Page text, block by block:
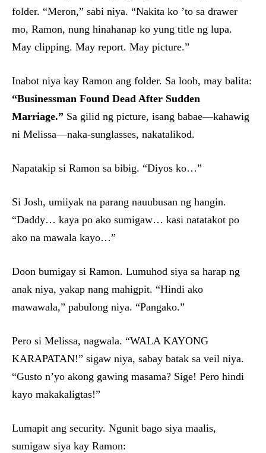
folder. “Meron,” sabi niya. “Nakita ko ’to sa drawer
mo, Ramon, nung hinahanap ko yung title ng lupa.
May clipping. May report. May picture.”
Inabot niya kay Ramon ang folder. Sa loob, may balita:
“Businessman Found Dead After Sudden
Marriage.” Sa gilid ng picture, isang babae—kahawig
ni Melissa—naka-sunglasses, nakatalikod.
Napatakip si Ramon sa bibig. “Diyos ko…”
Si Josh, umiiyak na parang nauubusan ng hangin.
“Daddy… kaya po ako sumigaw… kasi natatakot po
ako na mawala kayo…”
Doon bumigay si Ramon. Lumuhod siya sa harap ng
anak niya, yakap nang mahigpit. “Hindi ako
mawawala,” pabulong niya. “Pangako.”
Pero si Melissa, nagwala. “WALA KAYONG
KARAPATAN!” sigaw niya, sabay batak sa veil niya.
“Gusto n’yo akong gawing masama? Sige! Pero hindi
kayo makakaligtas!”
Lumapit ang security. Ngunit bago siya maalis,
sumigaw siya kay Ramon: